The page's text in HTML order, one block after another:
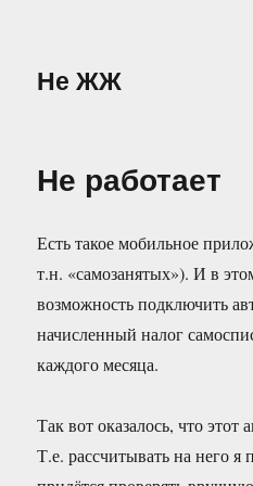
Не ЖЖ
Не работает
Есть такое мобильное
т.н. «самозанятых»). И в
возможность подключить
начисленный налог
каждого месяца.
Так вот оказалось, что этот
Т.е. рассчитывать на него я